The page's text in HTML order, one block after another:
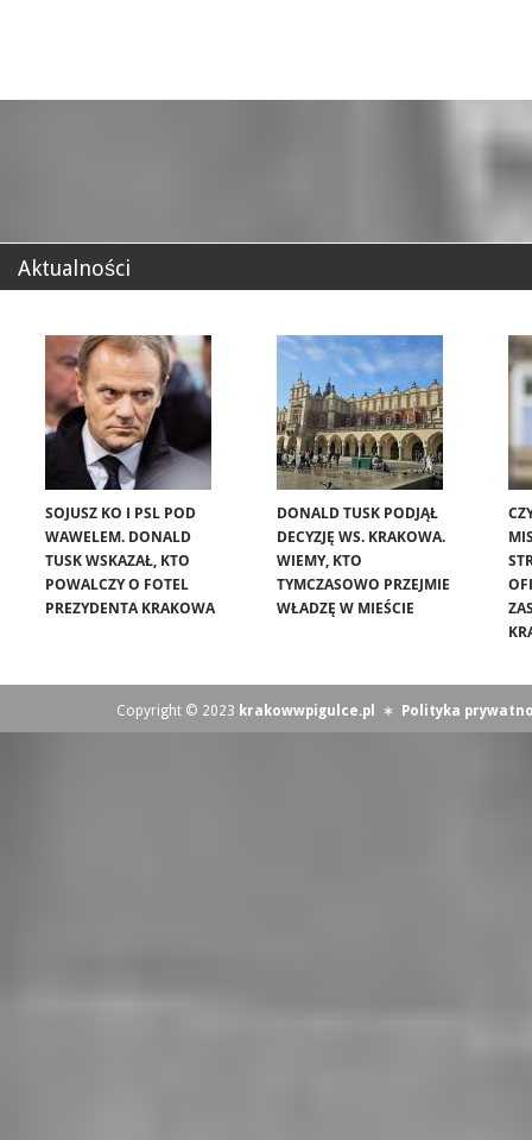
Aktualności
SOJUSZ KO I PSL POD
WAWELEM. DONALD
TUSK WSKAZAŁ, KTO
POWALCZY O FOTEL
PREZYDENTA KRAKOWA
DONALD TUSK PODJĄŁ
DECYZJĘ WS. KRAKOWA.
WIEMY, KTO
TYMCZASOWO PRZEJMIE
WŁADZĘ W MIEŚCIE
Copyright © 2023 krakowwpigulce.pl ∗ Polityka